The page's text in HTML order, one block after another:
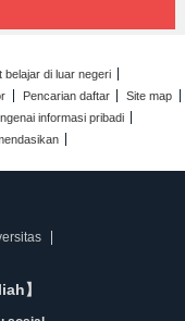
belajar di luar negeri
Pencarian daftar
Site map
informasi pribadi
】